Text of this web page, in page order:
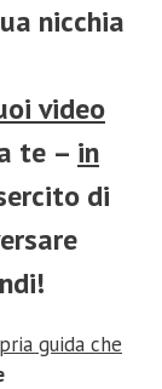
nicchia
video
te – in
di
guida che